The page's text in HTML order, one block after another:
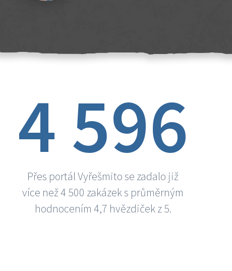
4 596
Přes portál Vyřešmito se zadalo již
více než 4 500 zakázek s průměrným
hodnocením 4,7 hvězdiček z 5.